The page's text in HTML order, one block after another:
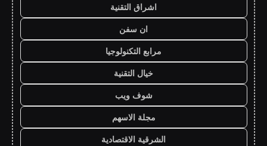
اشراق التقنية
ان سفن
مرابع التكنولوجيا
خيال التقنية
شوف ويب
مجلة الاسهم
الشرقية الاقتصادية